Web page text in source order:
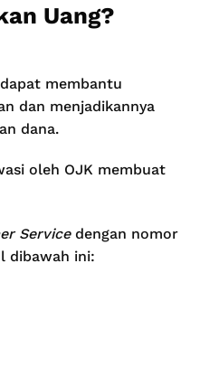
Uang?
membantu
dan menjadikannya
dana.
oleh OJK membuat
Servicedengan nomor
dibawah ini: